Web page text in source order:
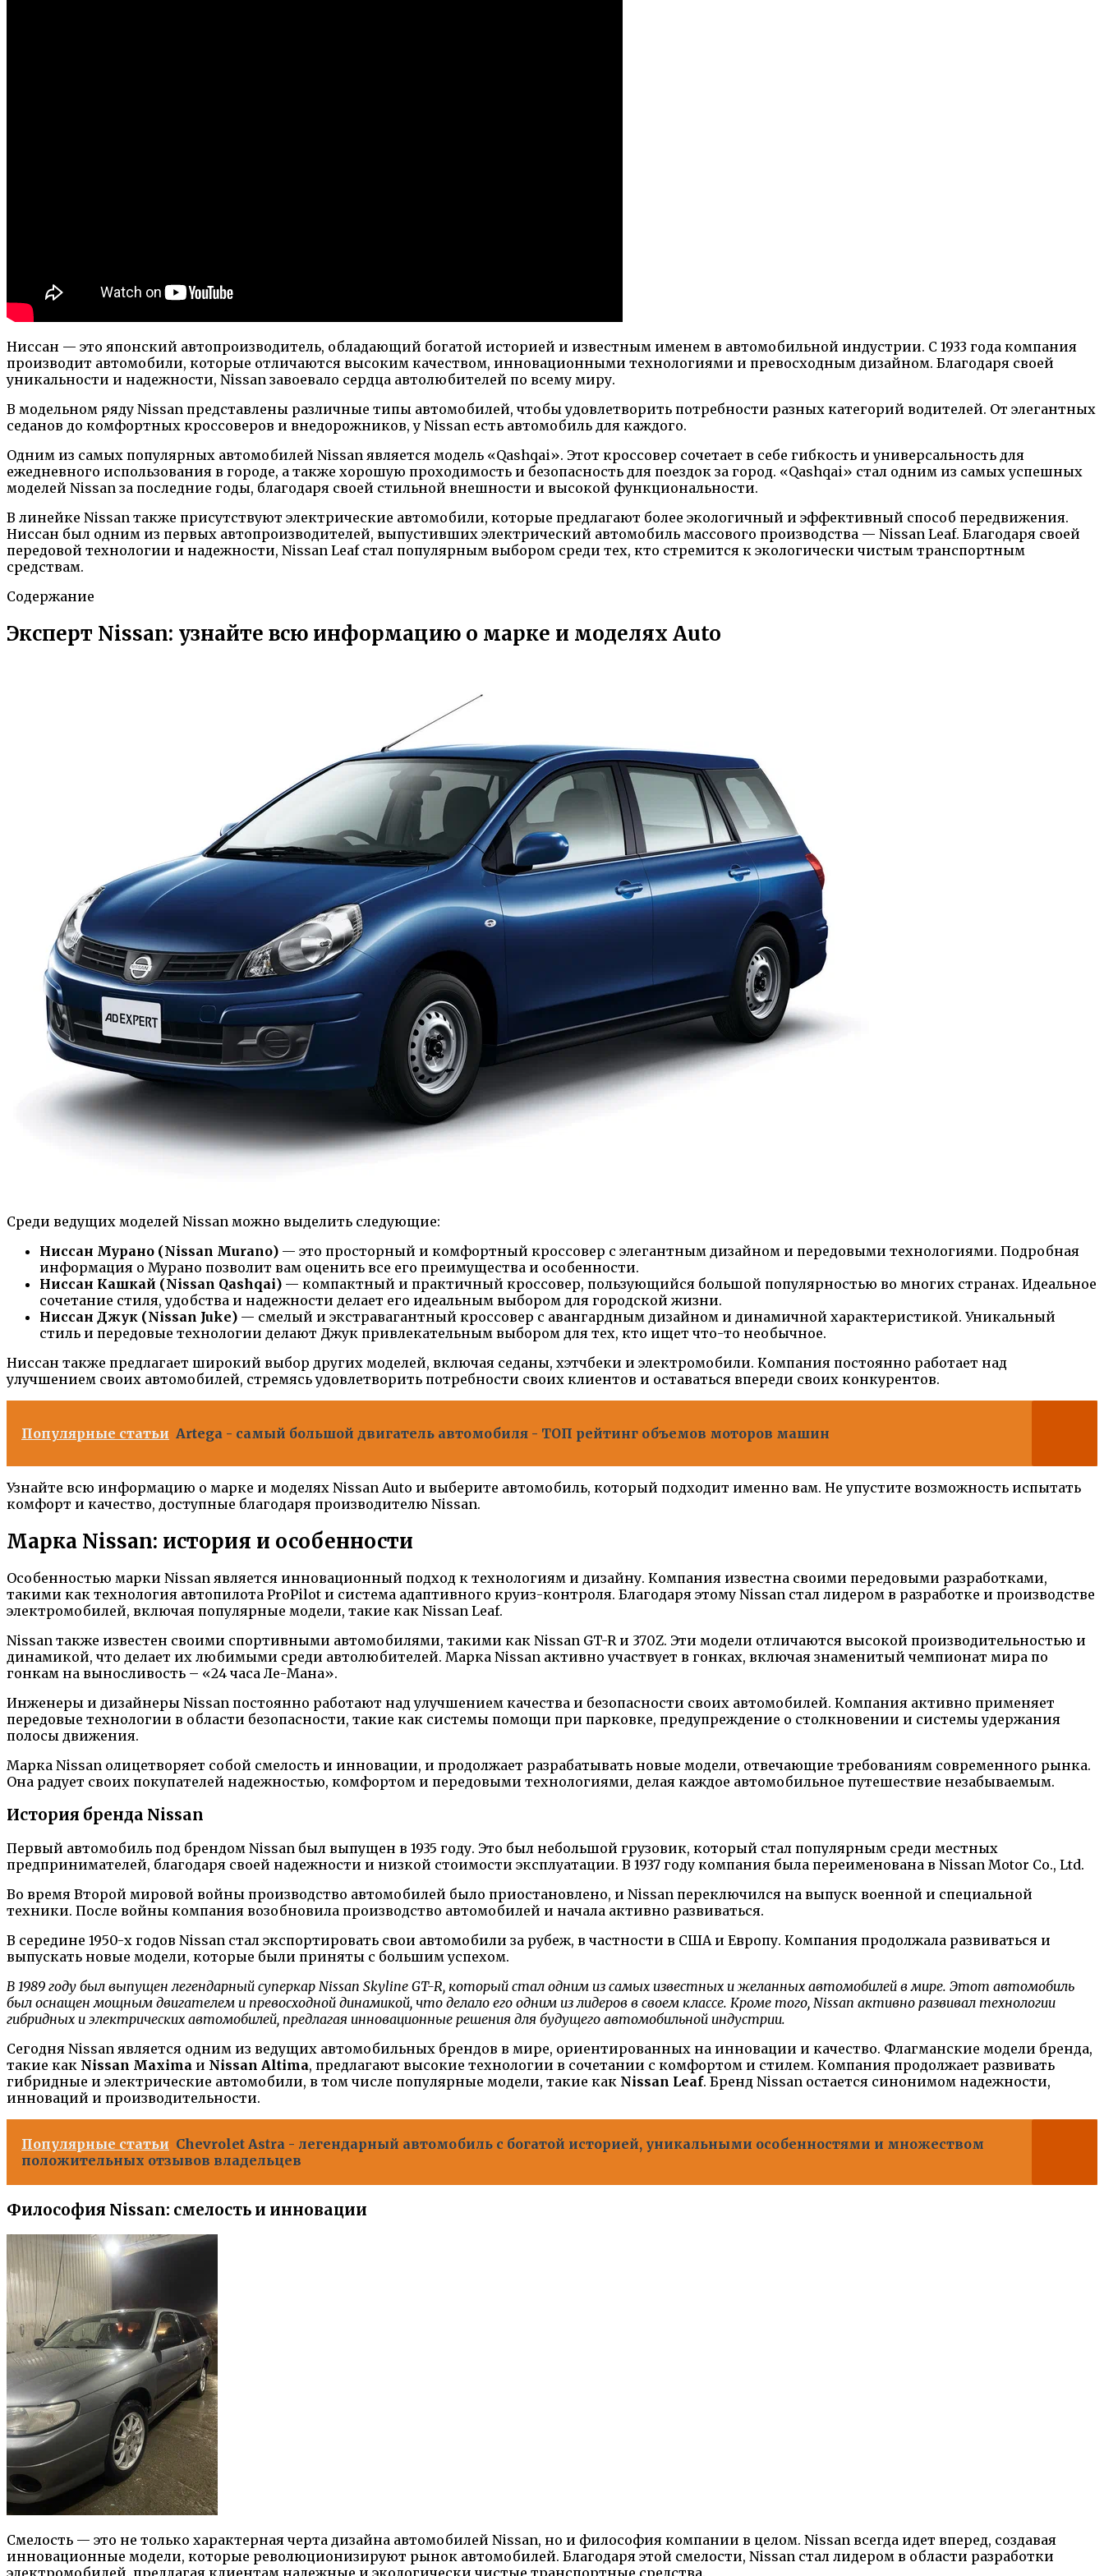
Ниссан — это японский автопроизводитель, обладающий богатой историей и известным именем в автомобильной индустрии. С 1933 года компания
производит автомобили, которые отличаются высоким качеством, инновационными технологиями и превосходным дизайном. Благодаря своей
уникальности и надежности, Nissan завоевало сердца автолюбителей по всему миру.
В модельном ряду Nissan представлены различные типы автомобилей, чтобы удовлетворить потребности разных категорий водителей. От элегантных
седанов до комфортных кроссоверов и внедорожников, у Nissan есть автомобиль для каждого.
Одним из самых популярных автомобилей Nissan является модель «Qashqai». Этот кроссовер сочетает в себе гибкость и универсальность для
ежедневного использования в городе, а также хорошую проходимость и безопасность для поездок за город. «Qashqai» стал одним из самых успешных
моделей Nissan за последние годы, благодаря своей стильной внешности и высокой функциональности.
В линейке Nissan также присутствуют электрические автомобили, которые предлагают более экологичный и эффективный способ передвижения.
Ниссан был одним из первых автопроизводителей, выпустивших электрический автомобиль массового производства — Nissan Leaf. Благодаря своей
передовой технологии и надежности, Nissan Leaf стал популярным выбором среди тех, кто стремится к экологически чистым транспортным
средствам.
Содержание
Эксперт Nissan: узнайте всю информацию о марке и моделях Auto
Среди ведущих моделей Nissan можно выделить следующие:
Ниссан Мурано (Nissan Murano) — это просторный и комфортный кроссовер с элегантным дизайном и передовыми технологиями. Подробная
информация о Мурано позволит вам оценить все его преимущества и особенности.
Ниссан Кашкай (Nissan Qashqai) — компактный и практичный кроссовер, пользующийся большой популярностью во многих странах. Идеальное
сочетание стиля, удобства и надежности делает его идеальным выбором для городской жизни.
Ниссан Джук (Nissan Juke) — смелый и экстравагантный кроссовер с авангардным дизайном и динамичной характеристикой. Уникальный
стиль и передовые технологии делают Джук привлекательным выбором для тех, кто ищет что-то необычное.
Ниссан также предлагает широкий выбор других моделей, включая седаны, хэтчбеки и электромобили. Компания постоянно работает над
улучшением своих автомобилей, стремясь удовлетворить потребности своих клиентов и оставаться впереди своих конкурентов.
Популярные статьи Artega - самый большой двигатель автомобиля - ТОП рейтинг объемов моторов машин
Узнайте всю информацию о марке и моделях Nissan Auto и выберите автомобиль, который подходит именно вам. Не упустите возможность испытать
комфорт и качество, доступные благодаря производителю Nissan.
Марка Nissan: история и особенности
Особенностью марки Nissan является инновационный подход к технологиям и дизайну. Компания известна своими передовыми разработками,
такими как технология автопилота ProPilot и система адаптивного круиз-контроля. Благодаря этому Nissan стал лидером в разработке и производстве
электромобилей, включая популярные модели, такие как Nissan Leaf.
Nissan также известен своими спортивными автомобилями, такими как Nissan GT-R и 370Z. Эти модели отличаются высокой производительностью и
динамикой, что делает их любимыми среди автолюбителей. Марка Nissan активно участвует в гонках, включая знаменитый чемпионат мира по
гонкам на выносливость – «24 часа Ле-Мана».
Инженеры и дизайнеры Nissan постоянно работают над улучшением качества и безопасности своих автомобилей. Компания активно применяет
передовые технологии в области безопасности, такие как системы помощи при парковке, предупреждение о столкновении и системы удержания
полосы движения.
Марка Nissan олицетворяет собой смелость и инновации, и продолжает разрабатывать новые модели, отвечающие требованиям современного рынка.
Она радует своих покупателей надежностью, комфортом и передовыми технологиями, делая каждое автомобильное путешествие незабываемым.
История бренда Nissan
Первый автомобиль под брендом Nissan был выпущен в 1935 году. Это был небольшой грузовик, который стал популярным среди местных
предпринимателей, благодаря своей надежности и низкой стоимости эксплуатации. В 1937 году компания была переименована в Nissan Motor Co., Ltd.
Во время Второй мировой войны производство автомобилей было приостановлено, и Nissan переключился на выпуск военной и специальной
техники. После войны компания возобновила производство автомобилей и начала активно развиваться.
В середине 1950-х годов Nissan стал экспортировать свои автомобили за рубеж, в частности в США и Европу. Компания продолжала развиваться и
выпускать новые модели, которые были приняты с большим успехом.
В 1989 году был выпущен легендарный суперкар Nissan Skyline GT-R, который стал одним из самых известных и желанных автомобилей в мире. Этот автомобиль
был оснащен мощным двигателем и превосходной динамикой, что делало его одним из лидеров в своем классе. Кроме того, Nissan активно развивал технологии
гибридных и электрических автомобилей, предлагая инновационные решения для будущего автомобильной индустрии.
Сегодня Nissan является одним из ведущих автомобильных брендов в мире, ориентированных на инновации и качество. Флагманские модели бренда,
такие как Nissan Maxima и Nissan Altima, предлагают высокие технологии в сочетании с комфортом и стилем. Компания продолжает развивать
гибридные и электрические автомобили, в том числе популярные модели, такие как Nissan Leaf. Бренд Nissan остается синонимом надежности,
инноваций и производительности.
Популярные статьи Chevrolet Astra - легендарный автомобиль с богатой историей, уникальными особенностями и множеством
положительных отзывов владельцев
Философия Nissan: смелость и инновации
Смелость — это не только характерная черта дизайна автомобилей Nissan, но и философия компании в целом. Nissan всегда идет вперед, создавая
инновационные модели, которые революционизируют рынок автомобилей. Благодаря этой смелости, Nissan стал лидером в области разработки